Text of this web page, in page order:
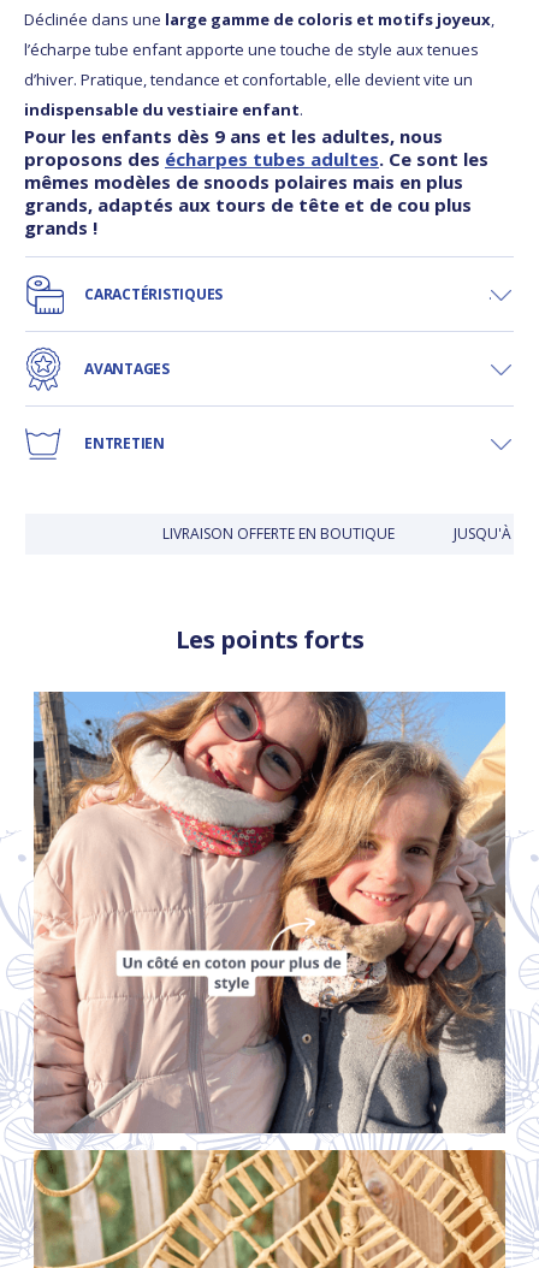
Déclinée dans une large gamme de coloris et motifs joyeux,
l’écharpe tube enfant apporte une touche de style aux tenues
d’hiver. Pratique, tendance et confortable, elle devient vite un
indispensable du vestiaire enfant.
Pour les enfants dès 9 ans et les adultes, nous
proposons des écharpes tubes adultes. Ce sont les
mêmes modèles de snoods polaires mais en plus
grands, adaptés aux tours de tête et de cou plus
grands !
CARACTÉRISTIQUES
AVANTAGES
ENTRETIEN
LIVRAISON OFFERTE EN BOUTIQUE JUSQU'À 30
Les points forts